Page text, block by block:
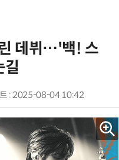
데뷔…'백! 스
길
: 2025-08-04 10:42